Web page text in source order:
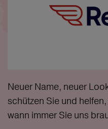
Neuer Name, neuer
schützen Sie und
wann immer Sie uns